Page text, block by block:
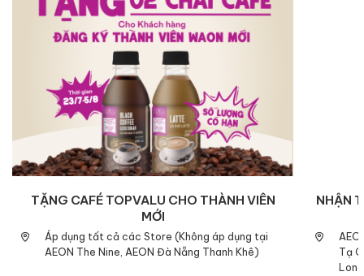
TẶNG CAFÉ TOPVALU CHO THÀNH VIÊN
MỚI
Áp dụng tất cả các Store (Không áp dụng tại
AEON The Nine, AEON Đà Nẵng Thanh Khê)
NHẬN
Tạ